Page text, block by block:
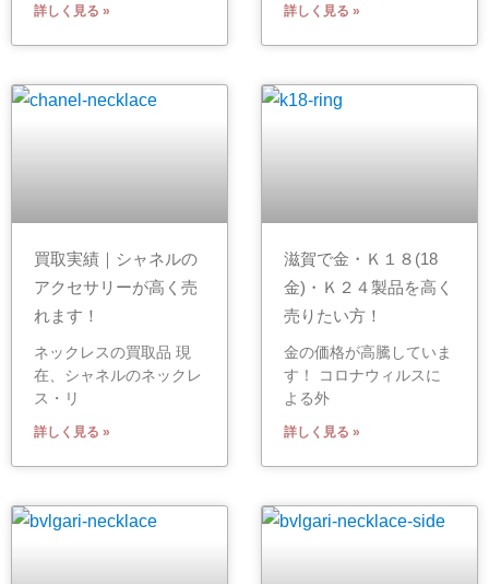
詳しく見る » 詳しく見る »
買取実績｜シャネルの
アクセサリーが高く売
れます！
ネックレスの買取品 現
在、シャネルのネックレ
ス・リ
詳しく見る »
滋賀で金・Ｋ１８(18
金)・Ｋ２４製品を高く
売りたい方！
金の価格が高騰していま
す！ コロナウィルスに
よる外
詳しく見る »